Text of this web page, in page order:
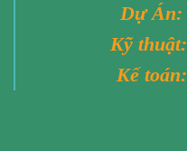
Dự Án:
Kỹ thuật:
Kế toán: